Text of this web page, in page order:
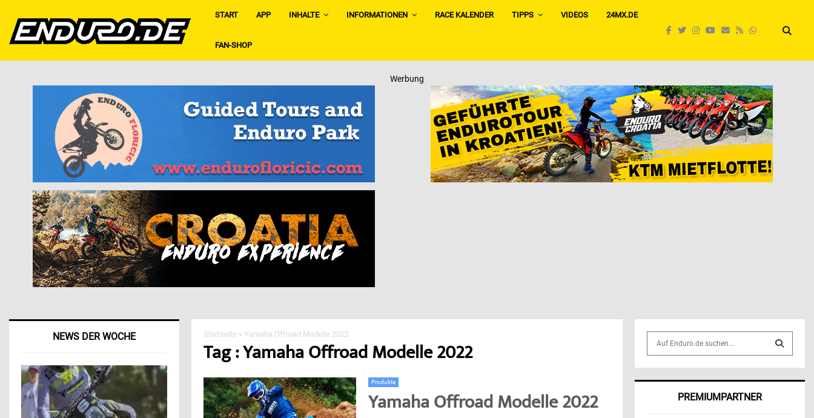
START APP INHALTE INFORMATIONEN RACE KALENDER TIPPS VIDEOS 24MX.DE
FAN-SHOP
Werbung
Startseite »Yamaha Offroad Modelle 2022
Tag : Yamaha Offroad Modelle 2022
Produkte
Yamaha Offroad Modelle 2022
NEWS DER WOCHE
S
PREMIUMPARTNER